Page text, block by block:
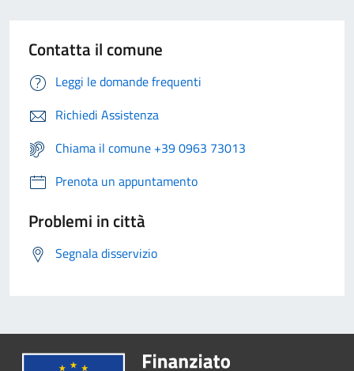
Contatta il comune
Leggi le domande frequenti
Richiedi Assistenza
Chiama il comune +39 0963 73013
Prenota un appuntamento
Problemi in città
Segnala disservizio